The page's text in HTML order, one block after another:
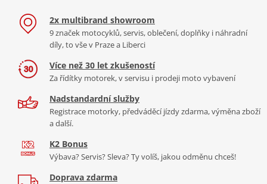
zaručují jistotu při jízdě po hrbolatých městských ulicích a lepší
ovladatelnost v zatáčkách.
Objem palivové nádrže
Typ rámu
Jednopáteřový ocelový
2x multibrand showroom
9 značek motocyklů, servis, oblečení, doplňky i náhradní
díly, to vše v Praze a Liberci
Více než 30 let zkušeností
Za řídítky motorek, v servisu i prodeji moto vybavení
Nadstandardní služby
Registrace motorky, předváděcí jízdy zdarma, výměna zboží
a další.
K2 Bonus
Výbava? Servis? Sleva? Ty volíš, jakou odměnu chceš!
Doprava zdarma